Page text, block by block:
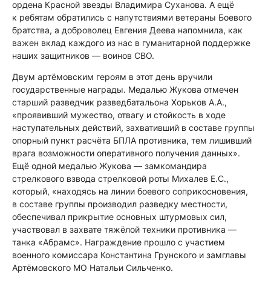
ордена Красной звезды Владимира Суханова. А ещё
к ребятам обратились с напутствиями ветераны Боевого
братства, а доброволец Евгения Деева напомнила, как
важен вклад каждого из нас в гуманитарной поддержке
наших защитников — воинов СВО.
Двум артёмовским героям в этот день вручили
государственные награды. Медалью Жукова отмечен
старший разведчик разведбатальона Хорьков А.А.,
«проявивший мужество, отвагу и стойкость в ходе
наступательных действий, захвативший в составе группы
опорный пункт расчёта БПЛА противника, тем лишивший
врага возможности оперативного получения данных».
Ещё одной медалью Жукова — замкомандира
стрелкового взвода стрелковой роты Михалев Е.С.,
который, «находясь на линии боевого соприкосновения,
в составе группы производил разведку местности,
обеспечивал прикрытие основных штурмовых сил,
участвовал в захвате тяжёлой техники противника —
танка «Абрамс». Награждение прошло с участием
военного комиссара Константина Грунского и замглавы
Артёмовского МО Натальи Сильченко.